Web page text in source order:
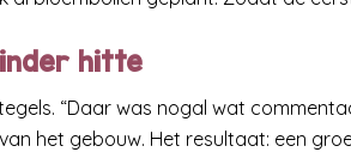
hitte
“Daar was nogal wat
het gebouw. Het resultaat: een